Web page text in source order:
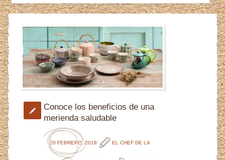
Conoce los beneficios de una
merienda saludable
20 FEBRERO, 2018 EL CHEF DE LA